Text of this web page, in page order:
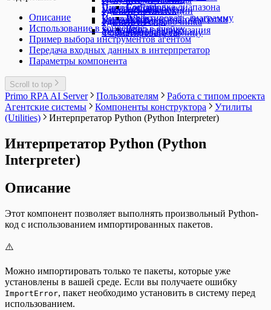
Удаление колонок
Удаление строк
Установить пароль
Цикл ForEach
Цикл While
Сортировка диапазона
Редактировать диаграмму
Ввод в ячейку
Удалить из коллекции
Удалить из справочника
Форматировать таблицу
Пакетная обработка
Конвейер пакетной обработки
Swagger и маршрутизация
Описание
Использование в конвейере
Пример выбора инструментов агентом
Передача входных данных в интерпретатор
Параметры компонента
Scroll to top
Primo RPA AI Server Пользователям
Работа с типом проекта
Агентские системы
Компоненты конструктора
Утилиты
(Utilities)
Интерпретатор Python (Python Interpreter)
Интерпретатор Python (Python
Interpreter)
Описание
Этот компонент позволяет выполнять произвольный Python-
код с использованием импортированных пакетов.
⚠️
Можно импортировать только те пакеты, которые уже
установлены в вашей среде. Если вы получаете ошибку
ImportError, пакет необходимо установить в систему перед
использованием.